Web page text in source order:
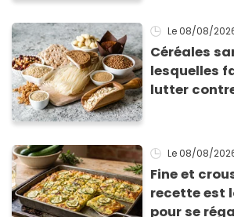
Le 08/08/
Céréales
lesquelles
lutter
Le 08/08/
Fine et
recette est
pour se